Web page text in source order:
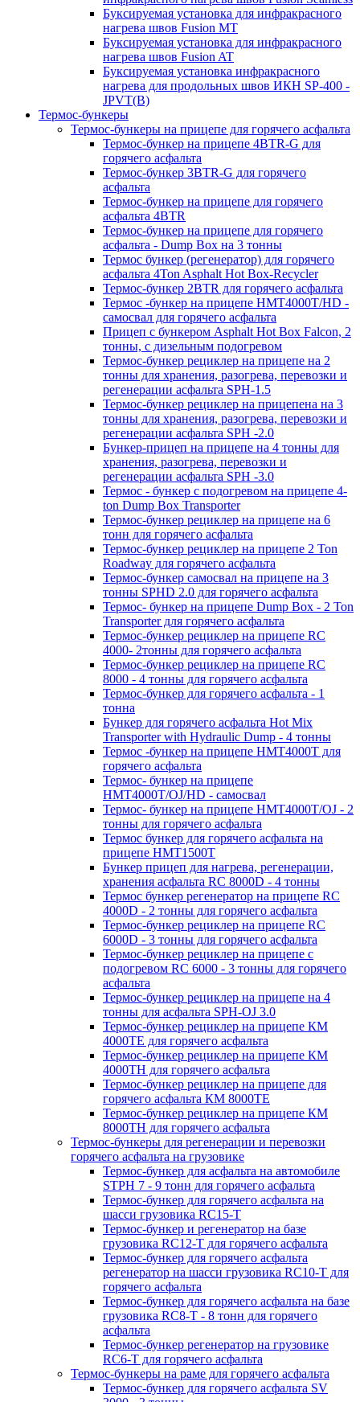
Буксируемая установка для инфракрасного
нагрева швов Fusion MT
Буксируемая установка для инфракрасного
нагрева швов Fusion AT
Буксируемая установка инфракрасного
нагрева для продольных швов ИКН SP-400 -
JPVT(B)
Термос-бункеры
Термос-бункеры на прицепе для горячего асфальта
Термос-бункер на прицепе 4BTR-G для
горячего асфальта
Термос-бункер 3BTR-G для горячего
асфальта
Термос-бункер на прицепе для горячего
асфальта 4BTR
Термос-бункер на прицепе для горячего
асфальта - Dump Box на 3 тонны
Термос бункер (регенератор) для горячего
асфальта 4Ton Asphalt Hot Box-Recycler
Термос-бункер 2BTR для горячего асфальта
Термос -бункер на прицепе HMT4000T/HD -
самосвал для горячего асфальта
Прицеп с бункером Asphalt Hot Box Falcon, 2
тонны, с дизельным подогревом
Термос-бункер рециклер на прицепе на 2
тонны для хранения, разогрева, перевозки и
регенерации асфальта SPH-1.5
Термос-бункер рециклер на прицепена на 3
тонны для хранения, разогрева, перевозки и
регенерации асфальта SPH -2.0
Бункер-прицеп на прицепе на 4 тонны для
хранения, разогрева, перевозки и
регенерации асфальта SPH -3.0
Термос - бункер с подогревом на прицепе 4-
ton Dump Box Transporter
Термос-бункер рециклер на прицепе на 6
тонн для горячего асфальта
Термос-бункер рециклер на прицепе 2 Ton
Roadway для горячего асфальта
Термос-бункер самосвал на прицепе на 3
тонны SPHD 2.0 для горячего асфальта
Термос- бункер на прицепе Dump Box - 2 Ton
Transporter для горячего асфальта
Термос-бункер рециклер на прицепе RC
4000- 2тонны для горячего асфальта
Термос-бункер рециклер на прицепе RC
8000 - 4 тонны для горячего асфальта
Термос-бункер для горячего асфальта - 1
тонна
Бункер для горячего асфальта Hot Mix
Transporter with Hydraulic Dump - 4 тонны
Термос -бункер на прицепе HMT4000T для
горячего асфальта
Термос- бункер на прицепе
HMT4000T/OJ/HD - самосвал
Термос- бункер на прицепе HMT4000T/OJ - 2
тонны для горячего асфальта
Термос бункер для горячего асфальта на
прицепе HMT1500T
Бункер прицеп для нагрева, регенерации,
хранения асфальта RC 8000D - 4 тонны
Термос бункер регенератор на прицепе RC
4000D - 2 тонны для горячего асфальта
Термос-бункер рециклер на прицепе RC
6000D - 3 тонны для горячего асфальта
Термос-бункер рециклер на прицепе с
подогревом RC 6000 - 3 тонны для горячего
асфальта
Термос-бункер рециклер на прицепе на 4
тонны для асфальта SPH-OJ 3.0
Термос-бункер рециклер на прицепе КМ
4000ТЕ для горячего асфальта
Термос-бункер рециклер на прицепе КМ
4000ТН для горячего асфальта
Термос-бункер рециклер на прицепе для
горячего асфальта КМ 8000ТЕ
Термос-бункер рециклер на прицепе КМ
8000ТH для горячего асфальта
Термос-бункеры для регенерации и перевозки
горячего асфальта на грузовике
Термос-бункер для асфальта на автомобиле
STPH 7 - 9 тонн для горячего асфальта
Термос-бункер для горячего асфальта на
шасси грузовика RC15-T
Термос-бункер и регенератор на базе
грузовика RC12-T для горячего асфальта
Термос-бункер для горячего асфальта
регенератор на шасси грузовика RC10-T для
горячего асфальта
Термос-бункер для горячего асфальта на базе
грузовика RC8-T - 8 тонн для горячего
асфальта
Термос-бункер регенератор на грузовикe
RC6-T для горячего асфальта
Термос-бункеры на раме для горячего асфальта
Термос-бункер для горячего асфальта SV